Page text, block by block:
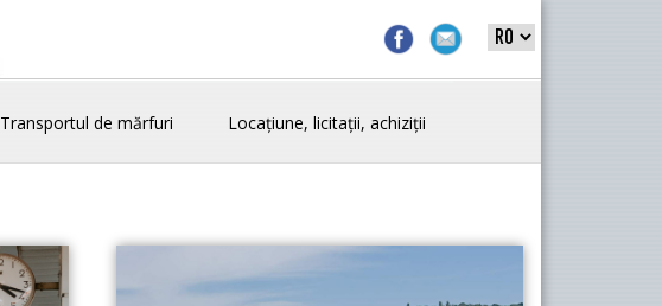
Transportul de mărfuri Locațiune, licitații, achiziții